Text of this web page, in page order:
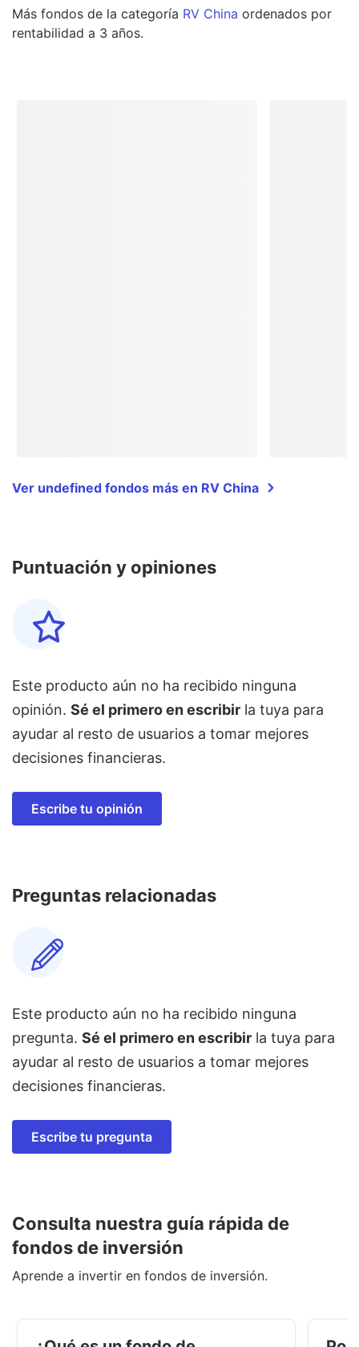
Más fondos de la categoría RV China ordenados por
rentabilidad a 3 años.
Ver undefined fondos más en RV China
Puntuación y opiniones
Este producto aún no ha recibido ninguna
opinión. Sé el primero en escribir la tuya para
ayudar al resto de usuarios a tomar mejores
decisiones financieras.
Escribe tu opinión
Preguntas relacionadas
Este producto aún no ha recibido ninguna
pregunta. Sé el primero en escribir la tuya para
ayudar al resto de usuarios a tomar mejores
decisiones financieras.
Escribe tu pregunta
Consulta nuestra guía rápida de
fondos de inversión
Aprende a invertir en fondos de inversión.